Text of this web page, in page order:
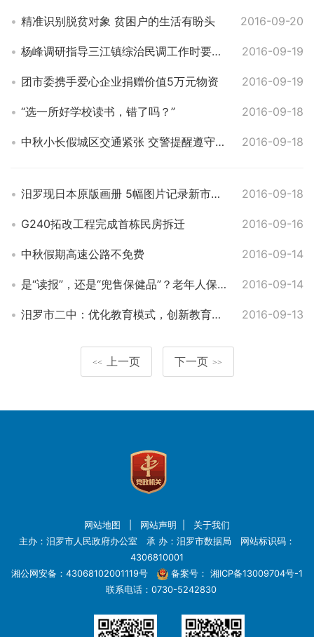
精准识别脱贫对象 贫困户的生活有盼头 2016-09-20
杨峰调研指导三江镇综治民调工作时要求：落实“五大措施” 助推综治民调工作上水平 2016-09-19
团市委携手爱心企业捐赠价值5万元物资 2016-09-19
“选一所好学校读书，错了吗？” 2016-09-18
中秋小长假城区交通紧张 交警提醒遵守交规 2016-09-18
汨罗现日本原版画册 5幅图片记录新市古镇被毁过程 2016-09-18
G240拓改工程完成首栋民房拆迁 2016-09-16
中秋假期高速公路不免费 2016-09-14
是“读报”，还是“兜售保健品”？老年人保健品销售合法与违法的界别 2016-09-14
汨罗市二中：优化教育模式，创新教育方法 2016-09-13
<< 上一页 下一页 >>
网站地图 网站声明
关于我们
主办：汨罗市人民政府办公室 承 办：汨罗市数据局 网站标识码：
4306810001
湘公网安备：43068102001119号
备案号： 湘ICP备13009704号-1
联系电话：0730-5242830